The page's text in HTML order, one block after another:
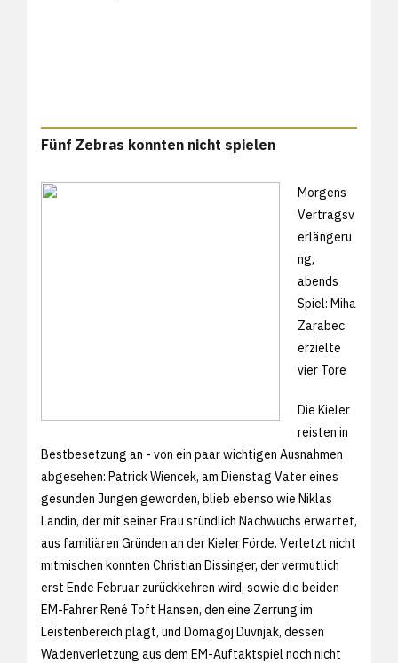
Fünf Zebras konnten nicht spielen
Morgens
Vertragsv
erlängeru
ng,
abends
Spiel: Miha
Zarabec
erzielte
vier Tore
Die Kieler
reisten in
Bestbesetzung an - von ein paar wichtigen Ausnahmen
abgesehen: Patrick Wiencek, am Dienstag Vater eines
gesunden Jungen geworden, blieb ebenso wie Niklas
Landin, der mit seiner Frau stündlich Nachwuchs erwartet,
aus familiären Gründen an der Kieler Förde. Verletzt nicht
mitmischen konnten Christian Dissinger, der vermutlich
erst Ende Februar zurückkehren wird, sowie die beiden
EM-Fahrer René Toft Hansen, den eine Zerrung im
Leistenbereich plagt, und Domagoj Duvnjak, dessen
Wadenverletzung aus dem EM-Auftaktspiel noch nicht